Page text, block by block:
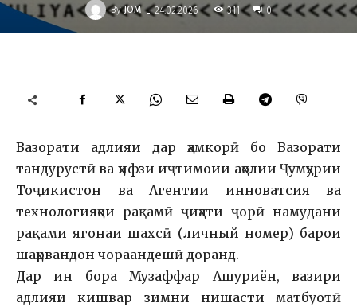
By JOM - 24.02.2026 311 0
Вазорати адлияи дар ҳамкорӣ бо Вазорати
тандурустӣ ва ҳифзи иҷтимоии аҳолии Ҷумҳурии
Тоҷикистон ва Агентии инноватсия ва
технологияҳои рақамӣ ҷиҳати ҷорӣ намудани
рақами ягонаи шахсӣ (личный номер) барои
шаҳрвандон чораандешӣ доранд.
Дар ин бора Музаффар Ашуриён, вазири
адлияи кишвар зимни нишасти матбуотӣ